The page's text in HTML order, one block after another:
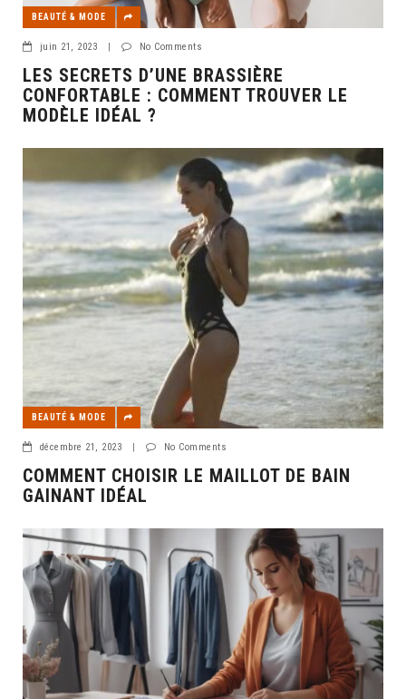
BEAUTÉ & MODE
juin 21, 2023 No Comments
LES SECRETS D’UNE BRASSIÈRE
CONFORTABLE : COMMENT TROUVER LE
MODÈLE IDÉAL ?
BEAUTÉ & MODE
décembre 21, 2023 | No Comments
COMMENT CHOISIR LE MAILLOT DE BAIN
GAINANT IDÉAL